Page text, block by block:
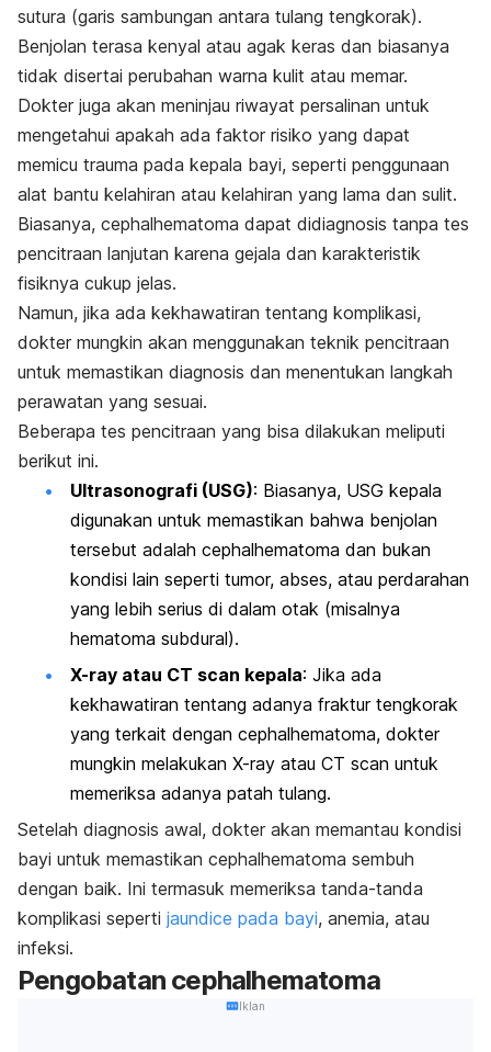
sutura (garis sambungan antara tulang tengkorak).
Benjolan terasa kenyal atau agak keras dan biasanya
tidak disertai perubahan warna kulit atau memar.
Dokter juga akan meninjau riwayat persalinan untuk
mengetahui apakah ada faktor risiko yang dapat
memicu trauma pada kepala bayi, seperti penggunaan
alat bantu kelahiran atau kelahiran yang lama dan sulit.
Biasanya, cephalhematoma dapat didiagnosis tanpa tes
pencitraan lanjutan karena gejala dan karakteristik
fisiknya cukup jelas.
Namun, jika ada kekhawatiran tentang komplikasi,
dokter mungkin akan menggunakan teknik pencitraan
untuk memastikan diagnosis dan menentukan langkah
perawatan yang sesuai.
Beberapa tes pencitraan yang bisa dilakukan meliputi
berikut ini.
Ultrasonografi (USG): Biasanya, USG kepala
digunakan untuk memastikan bahwa benjolan
tersebut adalah cephalhematoma dan bukan
kondisi lain seperti tumor, abses, atau perdarahan
yang lebih serius di dalam otak (misalnya
hematoma subdural).
X-ray atau CT scan kepala: Jika ada
kekhawatiran tentang adanya fraktur tengkorak
yang terkait dengan cephalhematoma, dokter
mungkin melakukan X-ray atau CT scan untuk
memeriksa adanya patah tulang.
Setelah diagnosis awal, dokter akan memantau kondisi
bayi untuk memastikan cephalhematoma sembuh
dengan baik. Ini termasuk memeriksa tanda-tanda
komplikasi seperti jaundice pada bayi, anemia, atau
infeksi.
Pengobatan cephalhematoma
Iklan